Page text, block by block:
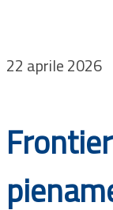
Progetti
Bandi
Guide
22 aprile 2026